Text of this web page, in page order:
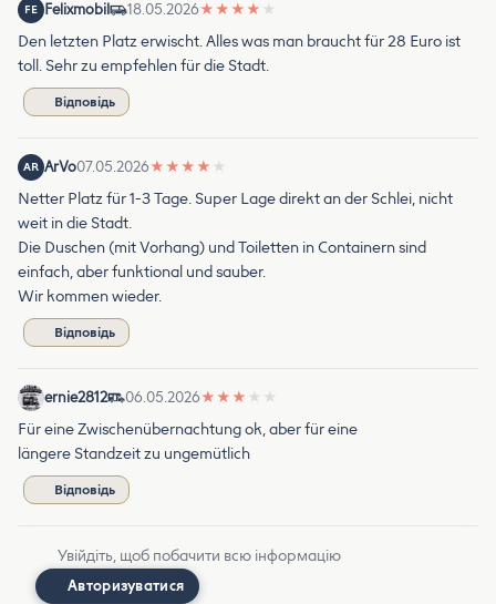
FE Felixmobil 18.05.2026★ ★ ★ ★ ★
Den letzten Platz erwischt. Alles was man braucht für 28 Euro ist
toll. Sehr zu empfehlen für die Stadt.
Відповідь
AR ArVo07.05.2026★ ★ ★ ★ ★
Netter Platz für 1-3 Tage. Super Lage direkt an der Schlei, nicht
weit in die Stadt.
Die Duschen (mit Vorhang) und Toiletten in Containern sind
einfach, aber funktional und sauber.
Wir kommen wieder.
Відповідь
ernie2812 06.05.2026★ ★ ★ ★ ★
Für eine Zwischenübernachtung ok, aber für eine
längere Standzeit zu ungemütlich
Відповідь
Увійдіть, щоб побачити всю інформацію
Авторизуватися